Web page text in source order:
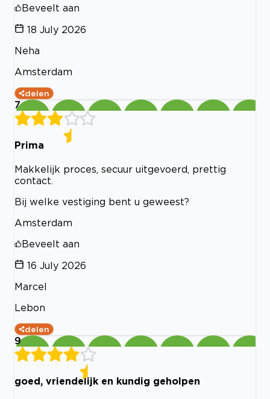
Beveelt aan
18 July 2026
Neha
Amsterdam
delen
7
Prima
Makkelijk proces, secuur uitgevoerd, prettig
contact.
Bij welke vestiging bent u geweest?
Amsterdam
Beveelt aan
16 July 2026
Marcel
Lebon
delen
9
goed, vriendelijk en kundig geholpen